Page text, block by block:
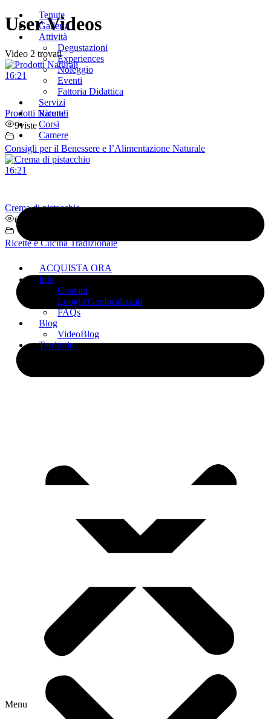
Vai
al
contenuto
Tenute
Galleria
Attività
Degustazioni
Experiences
Noleggio
Eventi
Fattoria Didattica
Servizi
Ricette
Corsi
Camere
Menu
ACQUISTA ORA
Info
Contatti
Luoghi Geolocalizzati
FAQs
Blog
VideoBlog
Territorio
User Videos
Video 2 trovati
16:21
Prodotti Naturali
9viste
Consigli per il Benessere e l’Alimentazione Naturale
16:21
Crema di pistacchio
6
Ricette e Cucina Tradizionale